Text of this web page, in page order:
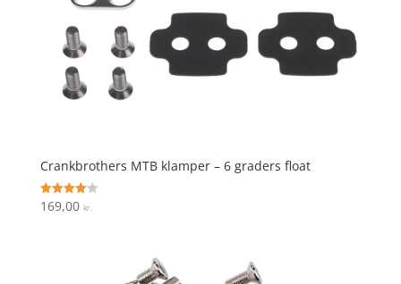
Crankbrothers MTB klamper – 6 graders float
Vurderet
4.1
169,00 kr.